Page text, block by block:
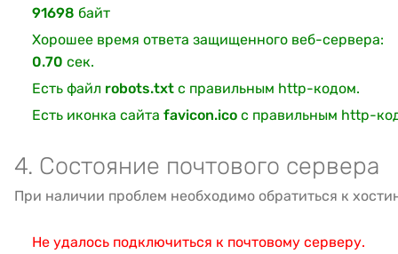
91698 байт
Хорошее время ответа защищенного веб-сервера:
0.70 сек.
Есть файл robots.txt с правильным http-кодом.
Есть иконка сайта favicon.ico с правильным http-
4. Состояние почтового сервера
При наличии проблем необходимо обратиться к
Не удалось подключиться к почтовому серверу.